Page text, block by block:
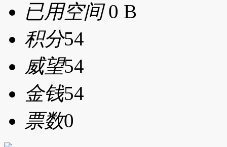
已用空间0 B
积分54
威望54
金钱54
票数0